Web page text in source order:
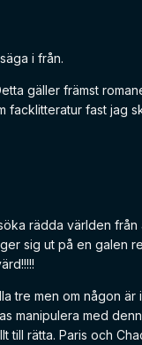
i från.
gäller främst
facklitteratur fast jag
rädda världen från
sig ut på en galen
tre men om någon är
manipulera med
till rätta. Paris och